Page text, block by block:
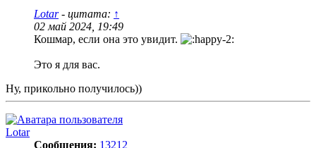
Lotar- цитата: ↑
02 май 2024, 19:49
Кошмар, если она это увидит.
Это я для вас.
Ну, прикольно получилось))
Lotar
Сообщения: 13212